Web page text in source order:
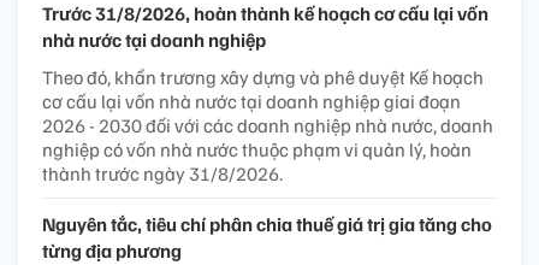
Trước 31/8/2026, hoàn thành kế hoạch cơ cấu lại vốn
nhà nước tại doanh nghiệp
Theo đó, khẩn trương xây dựng và phê duyệt Kế hoạch
cơ cấu lại vốn nhà nước tại doanh nghiệp giai đoạn
2026 - 2030 đối với các doanh nghiệp nhà nước, doanh
nghiệp có vốn nhà nước thuộc phạm vi quản lý, hoàn
thành trước ngày 31/8/2026.
Nguyên tắc, tiêu chí phân chia thuế giá trị gia tăng cho
từng địa phương